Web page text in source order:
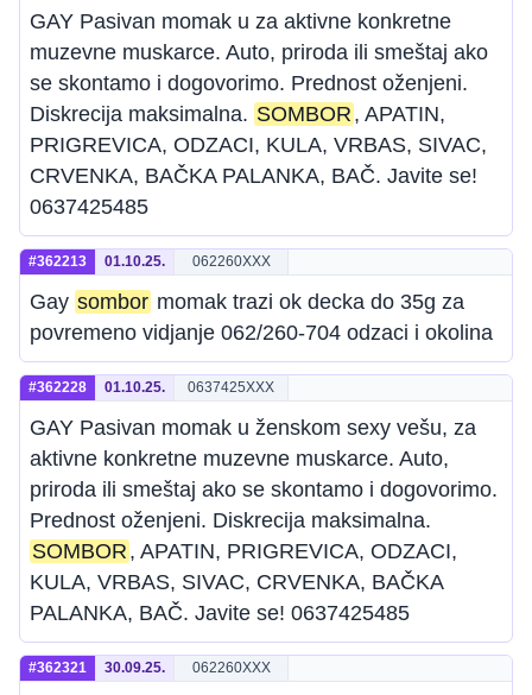
GAY Pasivan momak u za aktivne konkretne
muzevne muskarce. Auto, priroda ili smeštaj ako
se skontamo i dogovorimo. Prednost oženjeni.
Diskrecija maksimalna. SOMBOR , APATIN,
PRIGREVICA, ODZACI, KULA, VRBAS, SIVAC,
CRVENKA, BAČKA PALANKA, BAČ. Javite se!
0637425485
#362213 01.10.25. 062260XXX
Gay sombor momak trazi ok decka do 35g za
povremeno vidjanje 062/260-704 odzaci i okolina
#362228 01.10.25. 0637425XXX
GAY Pasivan momak u ženskom sexy vešu, za
aktivne konkretne muzevne muskarce. Auto,
priroda ili smeštaj ako se skontamo i dogovorimo.
Prednost oženjeni. Diskrecija maksimalna.
SOMBOR , APATIN, PRIGREVICA, ODZACI,
KULA, VRBAS, SIVAC, CRVENKA, BAČKA
PALANKA, BAČ. Javite se! 0637425485
#362321 30.09.25. 062260XXX